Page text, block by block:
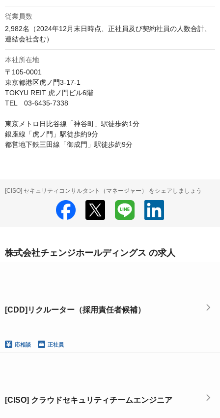
従業員数
2,982名（2024年12月末日時点、正社員及び契約社員の人数合計、
連結会社含む）
本社所在地
〒105-0001
東京都港区虎ノ門3-17-1
TOKYU REIT 虎ノ門ビル6階
TEL　03-6435-7338
東京メトロ日比谷線「神谷町」駅徒歩約1分
銀座線「虎ノ門」駅徒歩約9分
都営地下鉄三田線「御成門」駅徒歩約9分
[CISO] セキュリティコンサルタント（マネージャー） をシェアしましょう
株式会社チェンジホールディングス の求人
[CDD]リクルーター（採用責任者候補）
応相談 正社員
[CISO] クラウドセキュリティチームエンジニア